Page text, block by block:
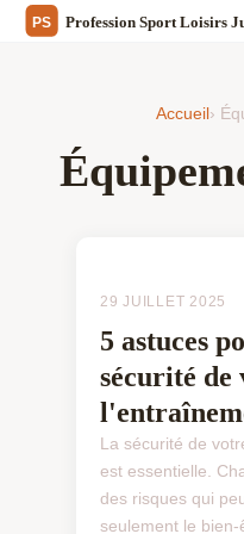
Accueil ›
29 JUILLET 2025
5 astuces
sécurité de
La sécurité de
est essentielle.
des risques qui
seulement le bien-